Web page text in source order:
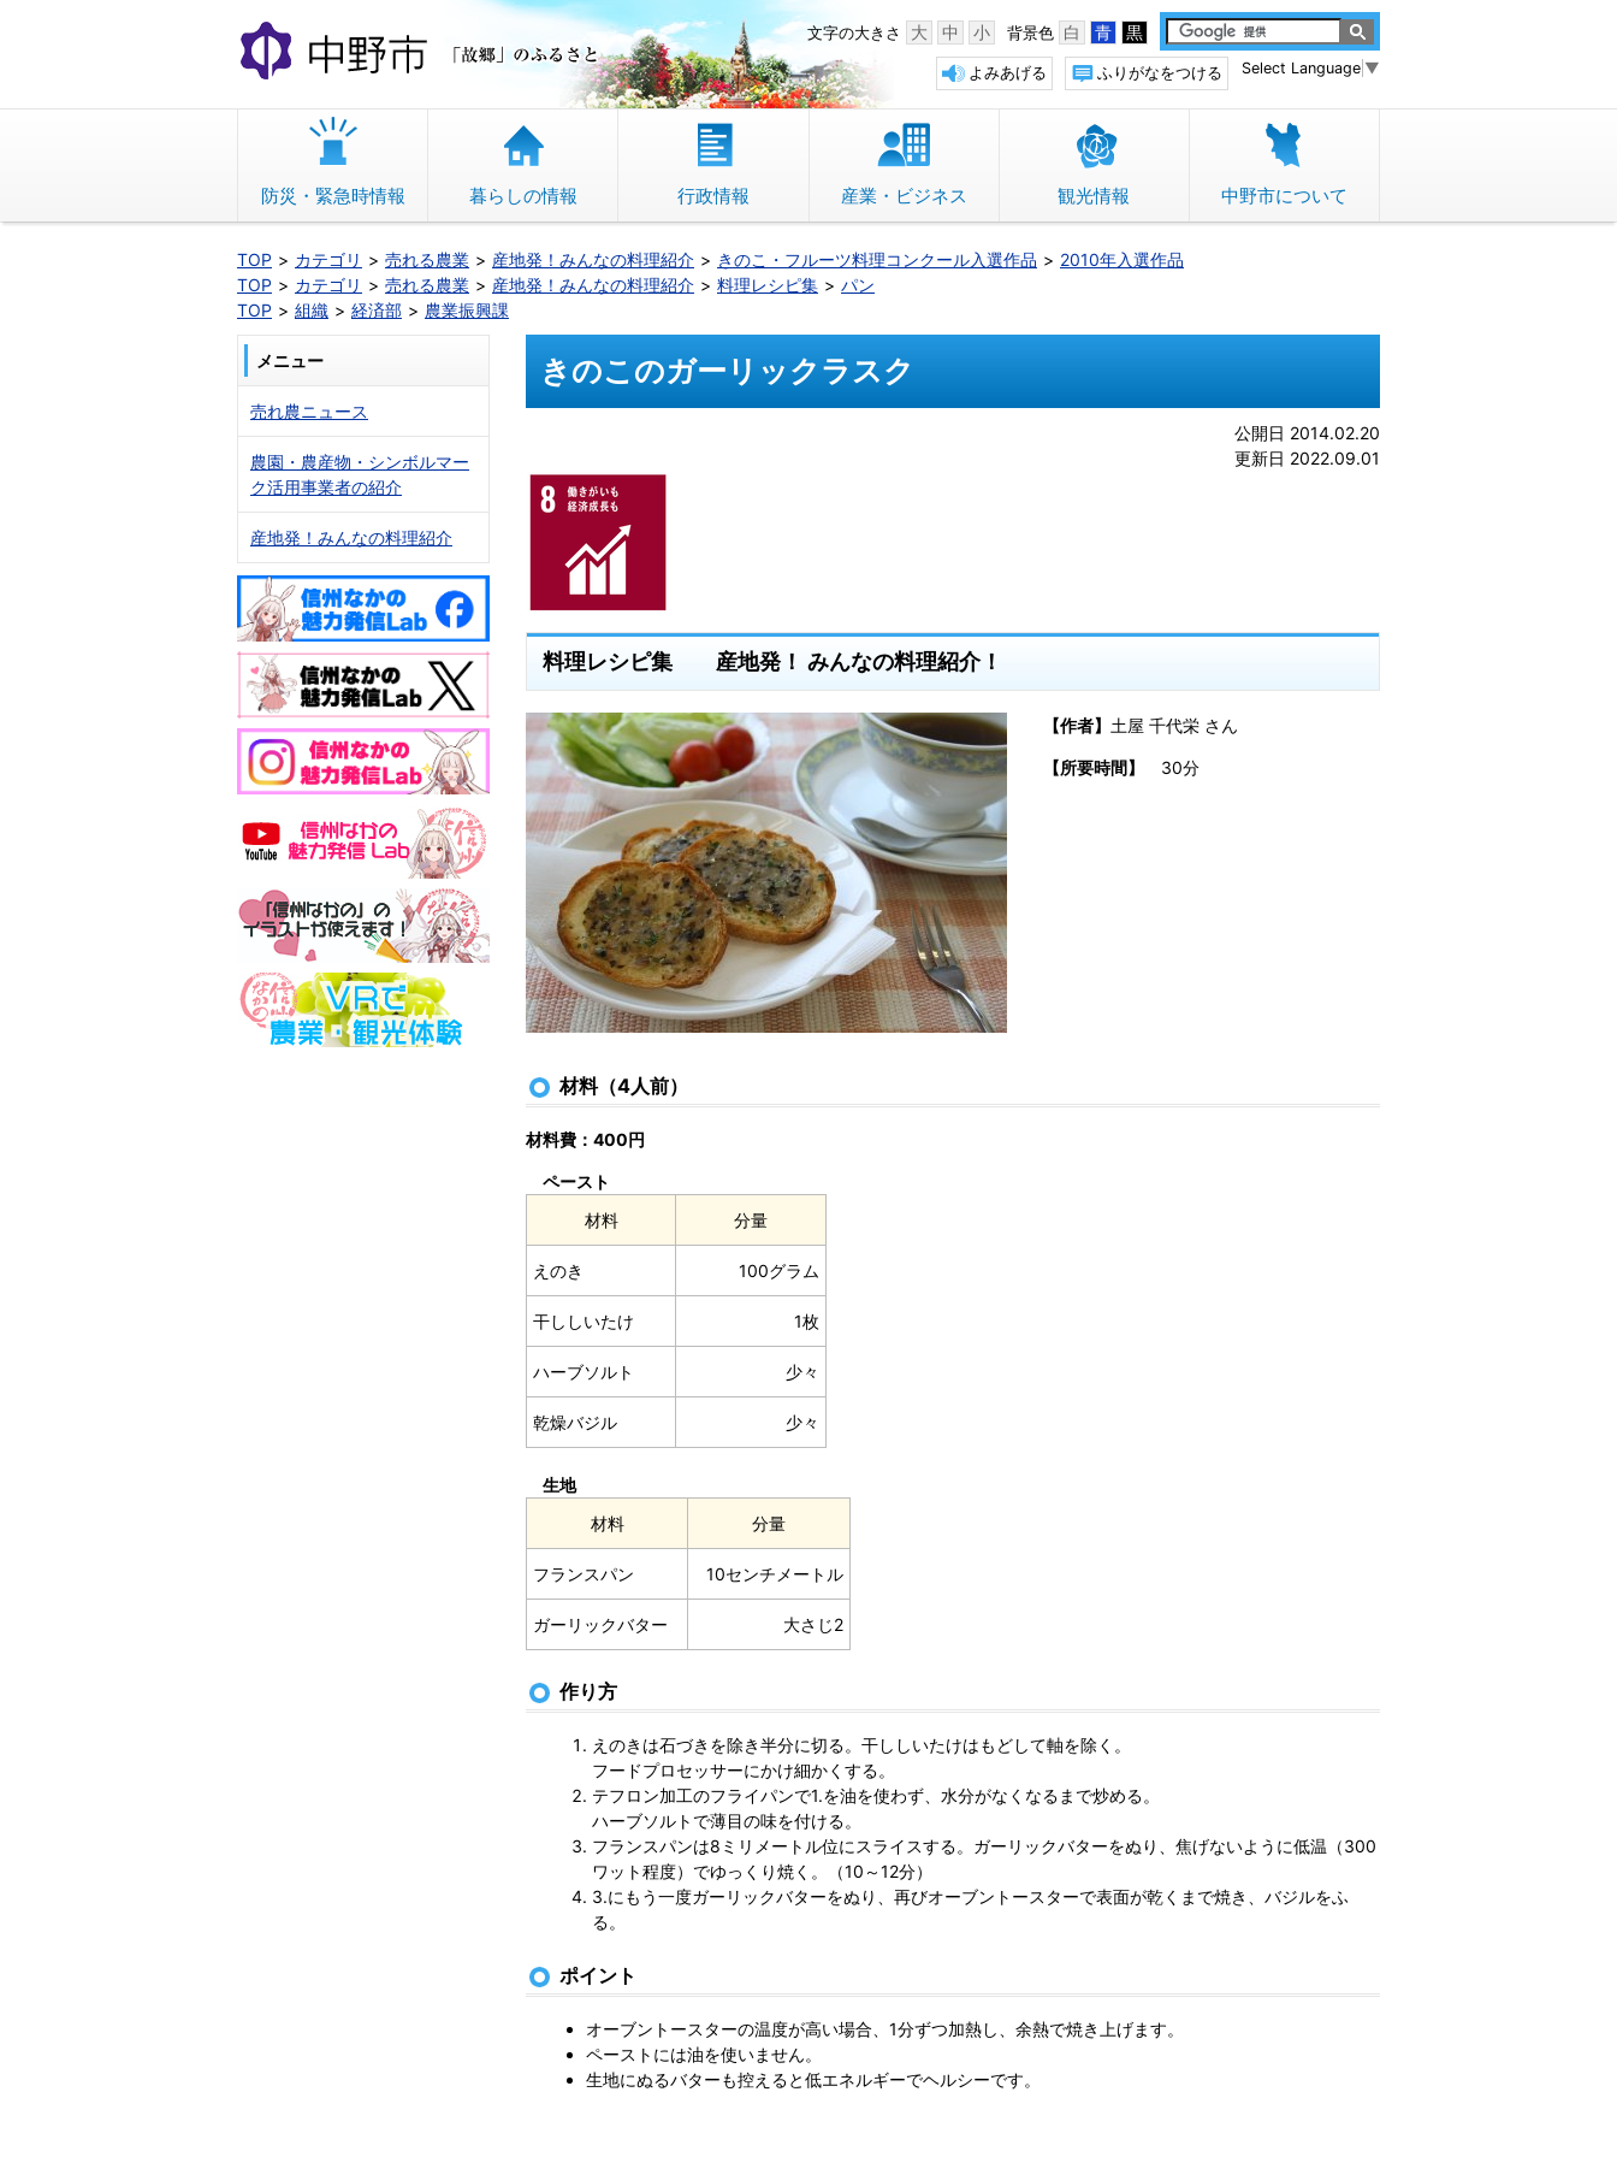
文
へ
動
中野市 「故郷」のふるさと 背景色 白 青 黒
文字の大きさ 大 中 小
Select Language ▼
ふりがなをつける
よみあげる
防災・緊急時情報 暮らしの情報 行政情報 産業・ビジネス 観光情報 中野市について
TOP カテゴリ 売れる農業 産地発！みんなの料理紹介 きのこ・フルーツ料理コンクール入選作品
2010年入選作品
TOP
カテゴリ 売れる農業 産地発！みんなの料理紹介 料理レシピ集
パン
TOP
組織 経済部 農業振興課
きのこのガーリックラスク
公開日 2014.02.20
更新日 2022.09.01
料理レシピ集 産地発！ みんなの料理紹介！
【作者】 土屋 千代栄 さん
【所要時間】 30分
材料（4人前）
材料費：400円
ペースト
材料
分量
えのき 100グラム
干ししいたけ 1枚
ハーブソルト 少々
乾燥バジル 少々
生地
材料
分量
フランスパン 10センチメートル
ガーリックバター 大さじ2
作り方
えのきは石づきを除き半分に切る。干ししいたけはもどして軸を除く。
フードプロセッサーにかけ細かくする。
テフロン加工のフライパンで1.を油を使わず、水分がなくなるまで炒める。
ハーブソルトで薄目の味を付ける。
フランスパンは8ミリメートル位にスライスする。ガーリックバターをぬり、焦げないように低温（300
ワット程度）でゆっくり焼く。（10～12分）
3.にもう一度ガーリックバターをぬり、再びオーブントースターで表面が乾くまで焼き、バジルをふ
る。
ポイント
オーブントースターの温度が高い場合、1分ずつ加熱し、余熱で焼き上げます。
ペーストには油を使いません。
生地にぬるバターも控えると低エネルギーでヘルシーです。
メニュー
売れ農ニュース
農園・農産物・シンボルマー
ク活用事業者の紹介
産地発！みんなの料理紹介